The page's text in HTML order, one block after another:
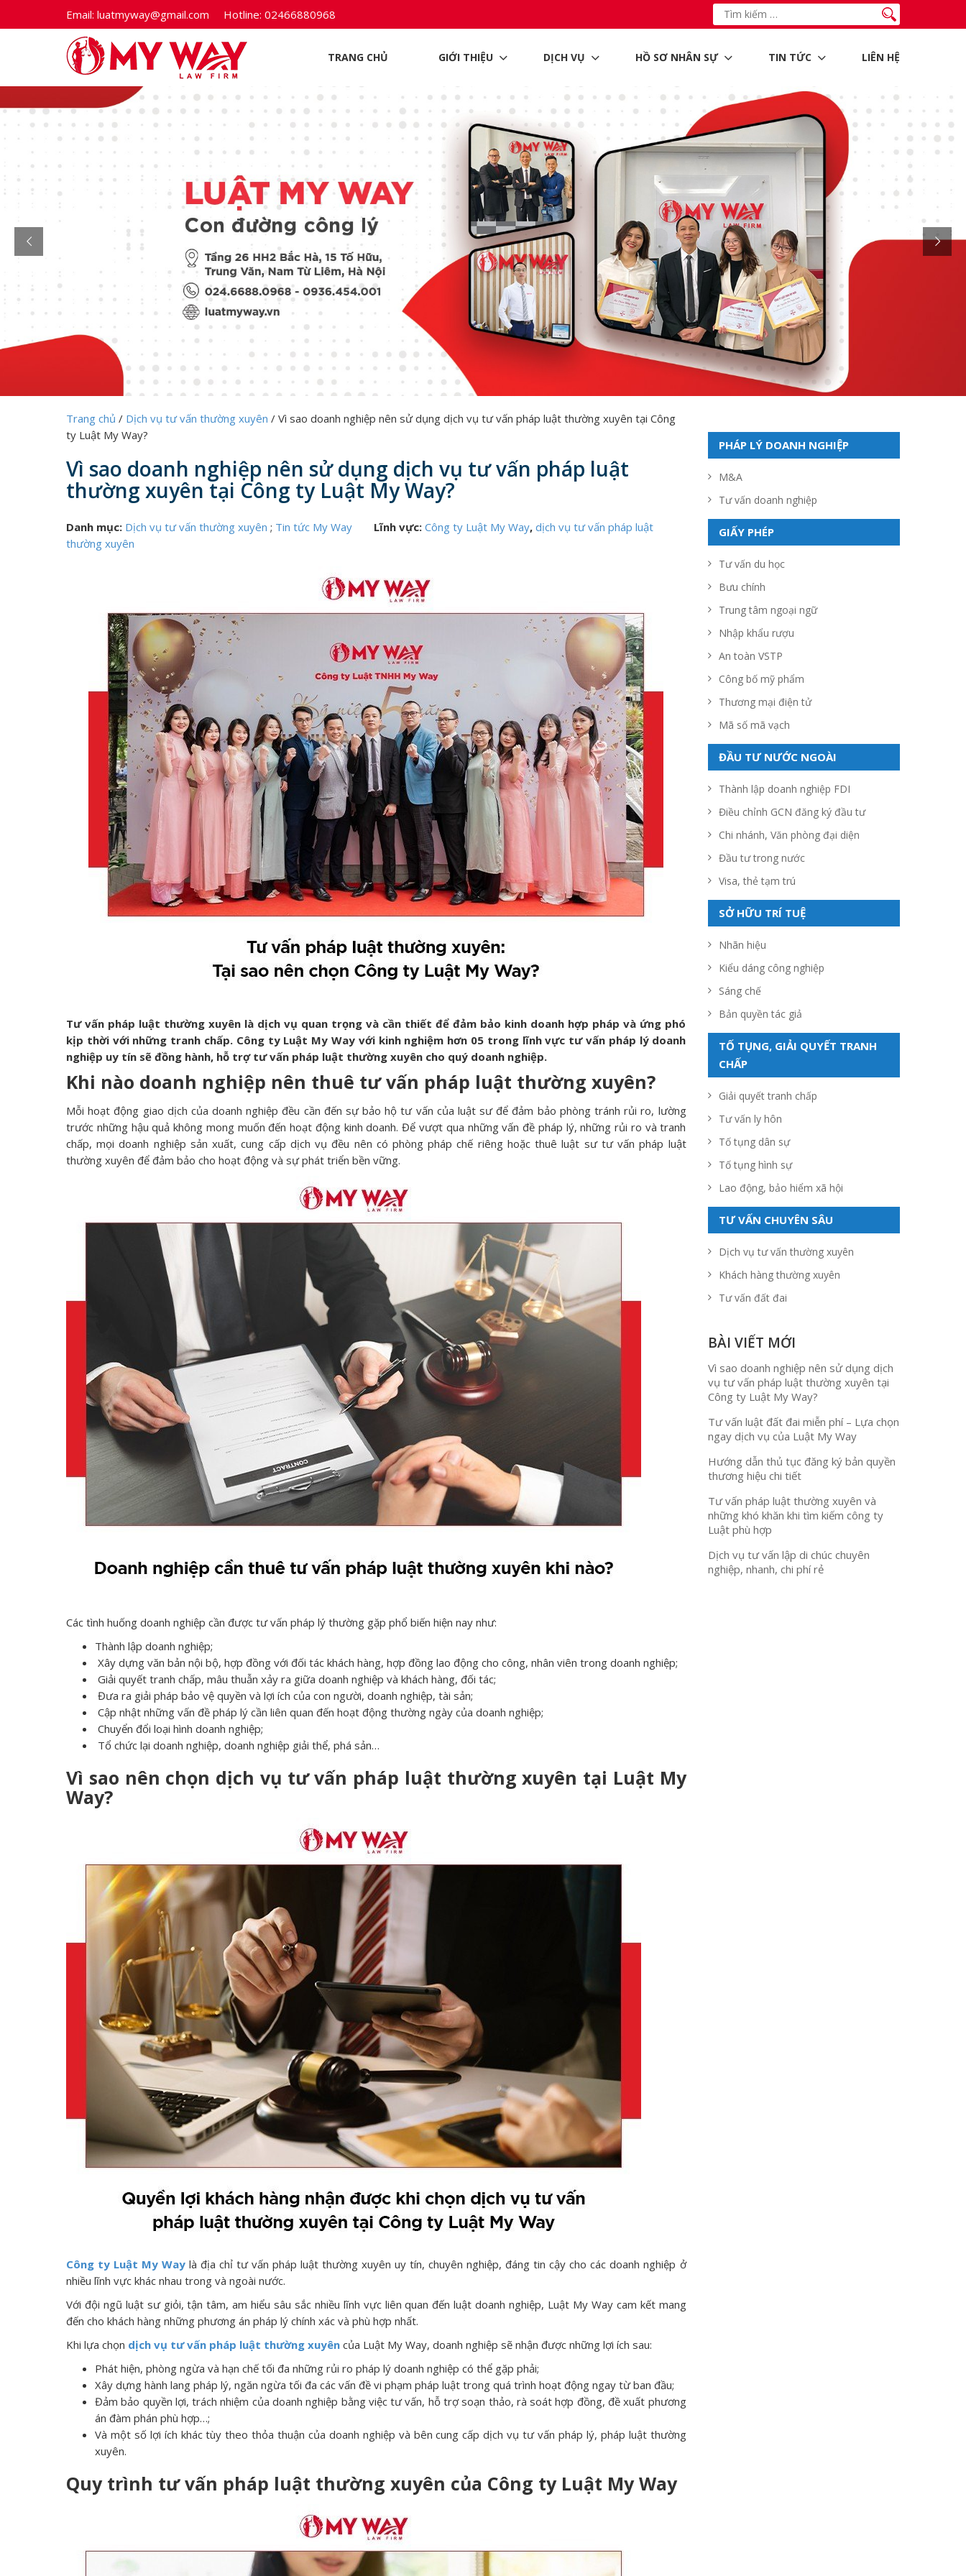
Email: luatmyway@gmail.com Hotline: 02466880968
TRANG CHỦ GIỚI THIỆU DỊCH VỤ HỒ SƠ NHÂN SỰ TIN TỨC LIÊN HỆ
Trang chủ / Dịch vụ tư vấn thường xuyên / Vì sao doanh nghiệp nên sử dụng dịch vụ tư vấn pháp luật thường xuyên tại Công
ty Luật My Way?
Vì sao doanh nghiệp nên sử dụng dịch vụ tư vấn pháp luật
thường xuyên tại Công ty Luật My Way?
Danh mục: Dịch vụ tư vấn thường xuyên ; Tin tức My Way Lĩnh vực: Công ty Luật My Way, dịch vụ tư vấn pháp luật
thường xuyên
Tư vấn pháp luật thường xuyên là dịch vụ quan trọng và cần thiết để đảm bảo kinh doanh hợp pháp và ứng phó
kịp thời với những tranh chấp. Công ty Luật My Way với kinh nghiệm hơn 05 trong lĩnh vực tư vấn pháp lý doanh
nghiệp uy tín sẽ đồng hành, hỗ trợ tư vấn pháp luật thường xuyên cho quý doanh nghiệp.
Khi nào doanh nghiệp nên thuê tư vấn pháp luật thường xuyên?
Mỗi hoạt động giao dịch của doanh nghiệp đều cần đến sự bảo hộ tư vấn của luật sư để đảm bảo phòng tránh rủi ro, lường
trước những hậu quả không mong muốn đến hoạt động kinh doanh. Để vượt qua những vấn đề pháp lý, những rủi ro và tranh
chấp, mọi doanh nghiệp sản xuất, cung cấp dịch vụ đều nên có phòng pháp chế riêng hoặc thuê luật sư tư vấn pháp luật
thường xuyên để đảm bảo cho hoạt động và sự phát triển bền vững.
Các tình huống doanh nghiệp cần được tư vấn pháp lý thường gặp phổ biến hiện nay như:
Thành lập doanh nghiệp;
Xây dựng văn bản nội bộ, hợp đồng với đối tác khách hàng, hợp đồng lao động cho công, nhân viên trong doanh nghiệp;
Giải quyết tranh chấp, mâu thuẫn xảy ra giữa doanh nghiệp và khách hàng, đối tác;
Đưa ra giải pháp bảo vệ quyền và lợi ích của con người, doanh nghiệp, tài sản;
Cập nhật những vấn đề pháp lý cần liên quan đến hoạt động thường ngày của doanh nghiệp;
Chuyển đổi loại hình doanh nghiệp;
Tổ chức lại doanh nghiệp, doanh nghiệp giải thể, phá sản…
Vì sao nên chọn dịch vụ tư vấn pháp luật thường xuyên tại Luật My
Way?
Công ty Luật My Way là địa chỉ tư vấn pháp luật thường xuyên uy tín, chuyên nghiệp, đáng tin cậy cho các doanh nghiệp ở
nhiều lĩnh vực khác nhau trong và ngoài nước.
Với đội ngũ luật sư giỏi, tận tâm, am hiểu sâu sắc nhiều lĩnh vực liên quan đến luật doanh nghiệp, Luật My Way cam kết mang
đến cho khách hàng những phương án pháp lý chính xác và phù hợp nhất.
Khi lựa chọn dịch vụ tư vấn pháp luật thường xuyên của Luật My Way, doanh nghiệp sẽ nhận được những lợi ích sau:
Phát hiện, phòng ngừa và hạn chế tối đa những rủi ro pháp lý doanh nghiệp có thể gặp phải;
Xây dựng hành lang pháp lý, ngăn ngừa tối đa các vấn đề vi phạm pháp luật trong quá trình hoạt động ngay từ ban đầu;
Đảm bảo quyền lợi, trách nhiệm của doanh nghiệp bằng việc tư vấn, hỗ trợ soạn thảo, rà soát hợp đồng, đề xuất phương
án đàm phán phù hợp…;
Và một số lợi ích khác tùy theo thỏa thuận của doanh nghiệp và bên cung cấp dịch vụ tư vấn pháp lý, pháp luật thường
xuyên.
Quy trình tư vấn pháp luật thường xuyên của Công ty Luật My Way
PHÁP LÝ DOANH NGHIỆP
M&A
Tư vấn doanh nghiệp
GIẤY PHÉP
Tư vấn du học
Bưu chính
Trung tâm ngoại ngữ
Nhập khẩu rượu
An toàn VSTP
Công bố mỹ phẩm
Thương mại điện tử
Mã số mã vạch
ĐẦU TƯ NƯỚC NGOÀI
Thành lập doanh nghiệp FDI
Điều chỉnh GCN đăng ký đầu tư
Chi nhánh, Văn phòng đại diện
Đầu tư trong nước
Visa, thẻ tạm trú
SỞ HỮU TRÍ TUỆ
Nhãn hiệu
Kiểu dáng công nghiệp
Sáng chế
Bản quyền tác giả
TỐ TỤNG, GIẢI QUYẾT TRANH
CHẤP
Giải quyết tranh chấp
Tư vấn ly hôn
Tố tụng dân sự
Tố tụng hình sự
Lao động, bảo hiểm xã hội
TƯ VẤN CHUYÊN SÂU
Dịch vụ tư vấn thường xuyên
Khách hàng thường xuyên
Tư vấn đất đai
BÀI VIẾT MỚI
Vì sao doanh nghiệp nên sử dụng dịch
vụ tư vấn pháp luật thường xuyên tại
Công ty Luật My Way?
Tư vấn luật đất đai miễn phí – Lựa chọn
ngay dịch vụ của Luật My Way
Hướng dẫn thủ tục đăng ký bản quyền
thương hiệu chi tiết
Tư vấn pháp luật thường xuyên và
những khó khăn khi tìm kiếm công ty
Luật phù hợp
Dịch vụ tư vấn lập di chúc chuyên
nghiệp, nhanh, chi phí rẻ